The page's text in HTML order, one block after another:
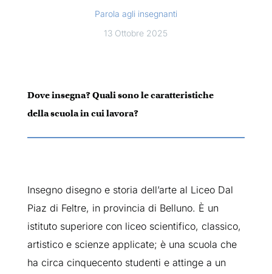
Parola agli insegnanti
13 Ottobre 2025
Dove insegna? Quali sono le caratteristiche
della scuola in cui lavora?
Insegno disegno e storia dell’arte al Liceo Dal
Piaz di Feltre, in provincia di Belluno. È un
istituto superiore con liceo scientifico, classico,
artistico e scienze applicate; è una scuola che
ha circa cinquecento studenti e attinge a un